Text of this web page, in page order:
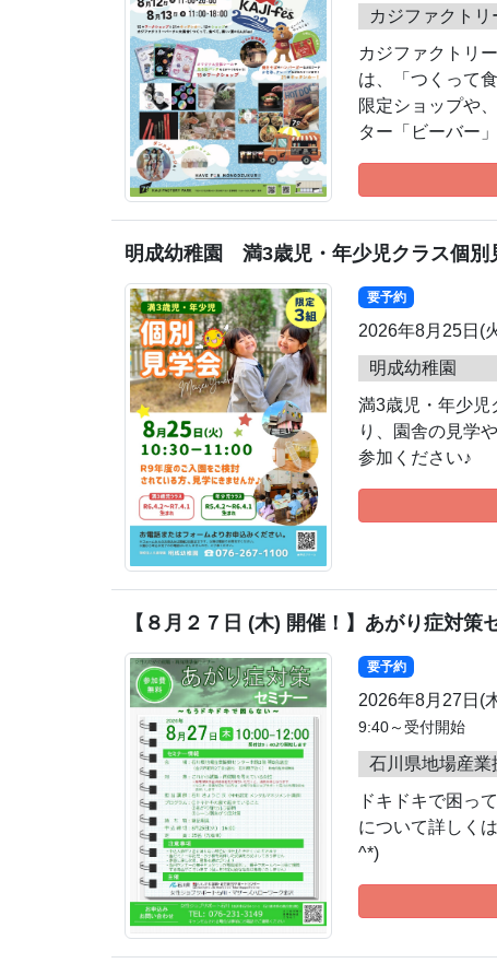
カジファクトリ
カジファクトリ
は、「つくって
限定ショップや
ター「ビーバー
明成幼稚園 満3歳児・年少児クラス個別
要予約
2026年8月25日(
明成幼稚園
満3歳児・年少児
り、園舎の見学
参加ください♪
【８月２７日 (木) 開催！】あがり症対策
要予約
2026年8月27日(
9:40～受付開始
石川県地場産
ドキドキで困っ
について詳しく
^*)